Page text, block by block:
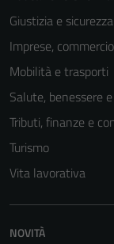
Giustizia e
Imprese,
Mobilità e trasporti
Salute, benessere
Tributi, finanze e
Turismo
Vita lavorativa
NOVITÀ